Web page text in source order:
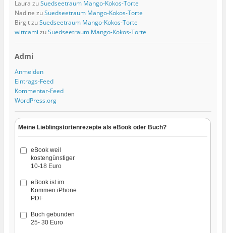
Laura zuSuedseetraum Mango-Kokos-Torte
Nadine zuSuedseetraum Mango-Kokos-Torte
BirgitzuSuedseetraum Mango-Kokos-Torte
wittcami zuSuedseetraum Mango-Kokos-Torte
Admi
Anmelden
Eintrags-Feed
Kommentar-Feed
WordPress.org
Meine Lieblingstortenrezepte als eBook oder Buch?
eBook weil
kostengünstiger
10-18 Euro
eBook ist im
Kommen iPhone
PDF
Buch gebunden
25- 30 Euro